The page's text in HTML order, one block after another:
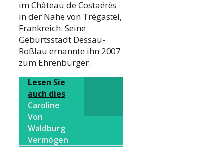
im Château de Costaérès
in der Nähe von Trégastel,
Frankreich. Seine
Geburtsstadt Dessau-
Roßlau ernannte ihn 2007
zum Ehrenbürger.
Lesen Sie
auch dies
Caroline
Von
Waldburg
Vermögen